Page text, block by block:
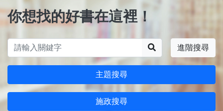
你想找的好書在這裡！
進階搜尋
主題搜尋
施政搜尋